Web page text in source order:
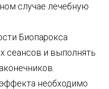
случае лечебную
Биопарокса
сеансов и выполнять
необходимо